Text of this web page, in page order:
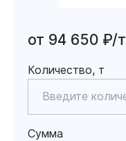
от 94 650 ₽/т
Количество, т
Сумма